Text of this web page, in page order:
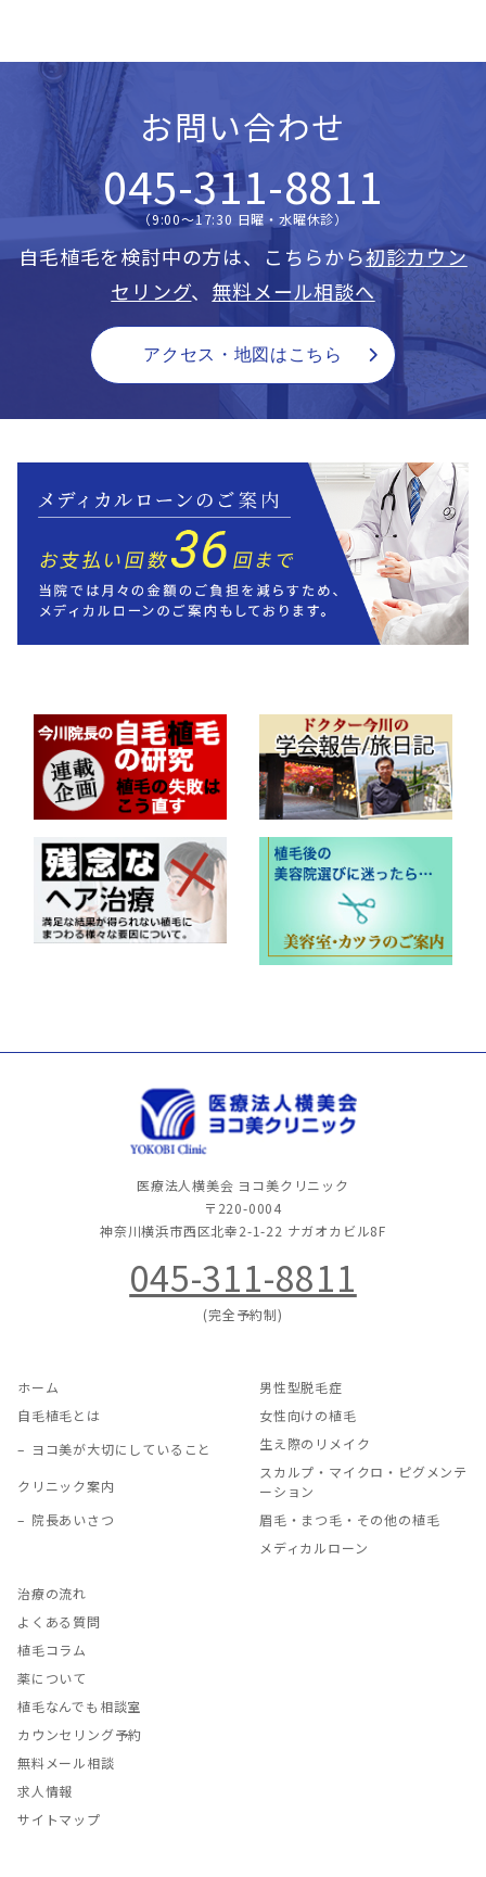
お問い合わせ
045-311-8811
（9:00〜17:30 日曜・水曜休診）
自毛植毛を検討中の方は、こちらから初診カウン
セリング、 無料メール相談へ
アクセス・地図はこちら
医療法人横美会 ヨコ美クリニック
〒220-0004
神奈川横浜市西区北幸2-1-22 ナガオカビル8F
045-311-8811
(完全予約制)
ホーム
自毛植毛とは
ヨコ美が大切にしていること
クリニック案内
院長あいさつ
男性型脱毛症
女性向けの植毛
生え際のリメイク
スカルプ・マイクロ・ピグメンテ
ーション
眉毛・まつ毛・その他の植毛
メディカルローン
治療の流れ
よくある質問
植毛コラム
薬について
植毛なんでも相談室
カウンセリング予約
無料メール相談
求人情報
サイトマップ